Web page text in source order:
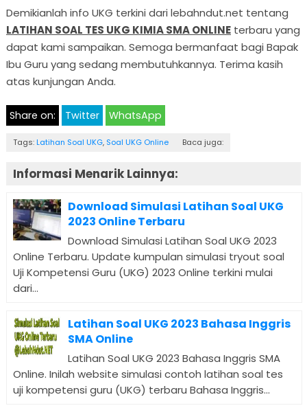
Demikianlah info UKG terkini dari lebahndut.net tentang
LATIHAN SOAL TES UKG KIMIA SMA ONLINEterbaru yang
dapat kami sampaikan. Semoga bermanfaat bagi Bapak
Ibu Guru yang sedang membutuhkannya. Terima kasih
atas kunjungan Anda.
Share on: Twitter WhatsApp
Tags: Latihan Soal UKG, Soal UKG Online Baca juga:
Informasi Menarik Lainnya:
Download Simulasi Latihan Soal UKG
2023 Online Terbaru
Download Simulasi Latihan Soal UKG 2023
Online Terbaru. Update kumpulan simulasi tryout soal
Uji Kompetensi Guru (UKG) 2023 Online terkini mulai
dari...
Latihan Soal UKG 2023 Bahasa Inggris
SMA Online
Latihan Soal UKG 2023 Bahasa Inggris SMA
Online. Inilah website simulasi contoh latihan soal tes
uji kompetensi guru (UKG) terbaru Bahasa Inggris...